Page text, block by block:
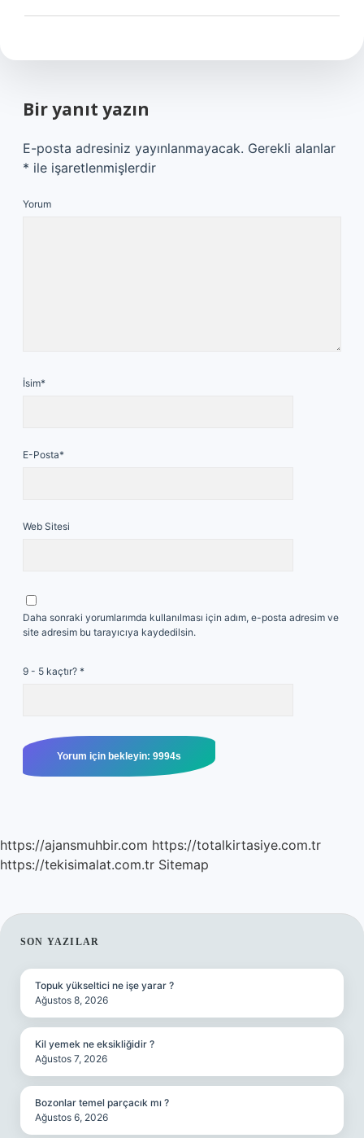
Bir yanıt yazın
E-posta adresiniz yayınlanmayacak. Gerekli alanlar
* ile işaretlenmişlerdir
Yorum
İsim*
E-Posta*
Web Sitesi
Daha sonraki yorumlarımda kullanılması için adım, e-posta adresim ve
site adresim bu tarayıcıya kaydedilsin.
9 - 5 kaçtır? *
https://ajansmuhbir.com https://totalkirtasiye.com.tr
https://tekisimalat.com.tr Sitemap
SIDEBAR
SON YAZILAR
Topuk yükseltici ne işe yarar ?
Ağustos 8, 2026
Kil yemek ne eksikliğidir ?
Ağustos 7, 2026
Bozonlar temel parçacık mı ?
Ağustos 6, 2026